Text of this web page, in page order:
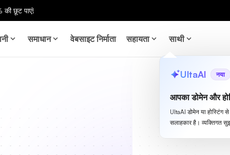
की छूट पाएं!
समाधान वेबसाइट निर्माता सहायता साथी
UltaAI नया
आपका डोमेन और
UltaAI डोमेन या होस्टिंग
सलाहकार है। व्यक्तिगत